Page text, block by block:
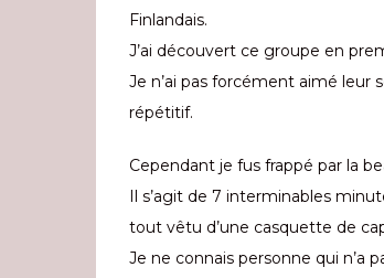
Finlandais.
J’ai découvert ce groupe en
Je n’ai pas forcément aimé leur
répétitif.
Cependant je fus frappé par la
Il s’agit de 7 interminables
tout vêtu d’une casquette de
Je ne connais personne qui n’a